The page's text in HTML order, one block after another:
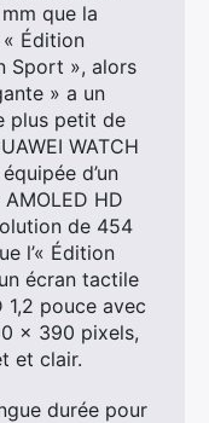
que la
« Édition
Sport », alors
» a un
plus petit de
WATCH
d’un
HD
de 454
l’« Édition
écran tactile
1,2 pouce avec
x 390 pixels,
et clair.
durée pour